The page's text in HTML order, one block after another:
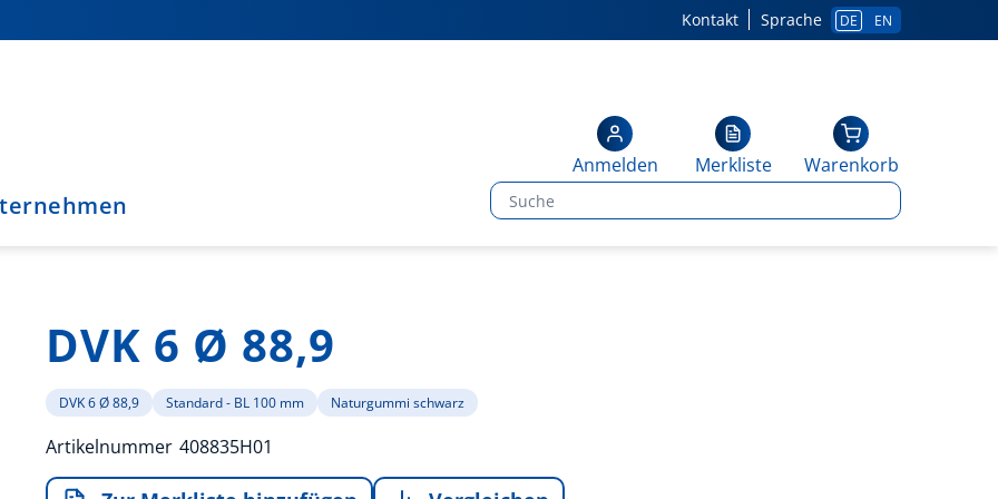
Sprache DE EN
Kontakt
Warenkorb
Merkliste
Anmelden
DVK 6 Ø 88,9
DVK 6 Ø 88,9 Standard - BL 100 mm Naturgummi schwarz
Artikelnummer 408835H01